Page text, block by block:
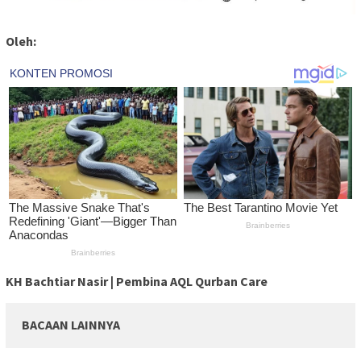
Oleh:
KH Bachtiar Nasir | Pembina AQL Qurban Care
BACAAN LAINNYA